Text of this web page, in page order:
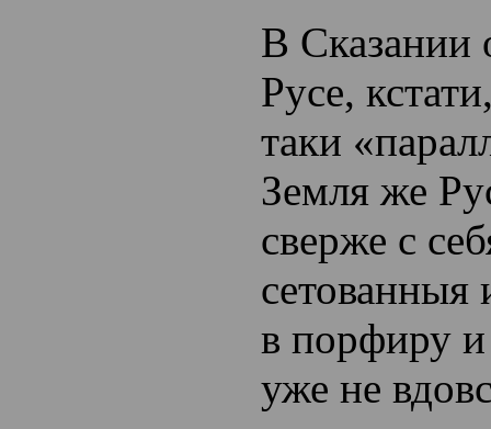
В Сказании
Русе,
таки
Земля же
сверже с
сетованныя
в порфиру
уже не